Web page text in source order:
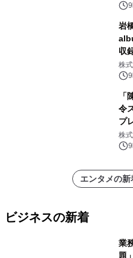
岩
収
株
「
令
プ
株
ンズ
エンタメの
ビジネスの新着
業
題